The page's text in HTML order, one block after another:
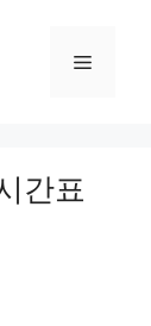
Menu
간표